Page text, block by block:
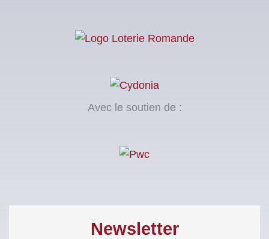
Avec le soutien de :
Newsletter